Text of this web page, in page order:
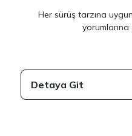
Her sürüş tarzına
yorumlarına
Detaya Git